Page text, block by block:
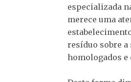
especializada
merece uma
resíduo sobre
homologados